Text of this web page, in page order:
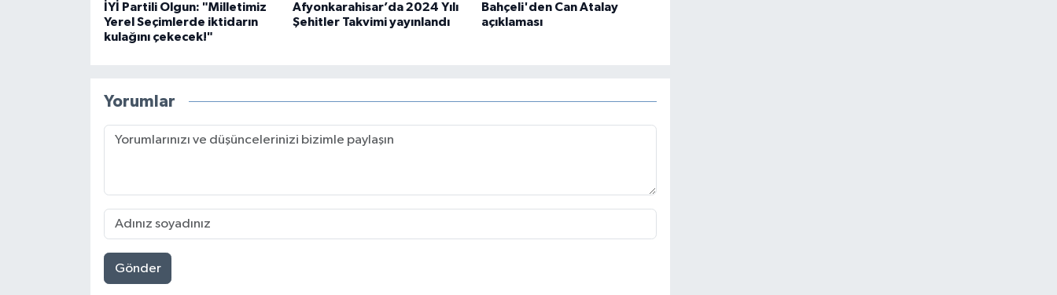
İYİ Partili Olgun: "Milletimiz
Yerel Seçimlerde iktidarın
kulağını çekecek!"
Afyonkarahisar’da 2024 Yılı
Şehitler Takvimi yayınlandı
Bahçeli'den Can Atalay
açıklaması
Yorumlar
Gönder